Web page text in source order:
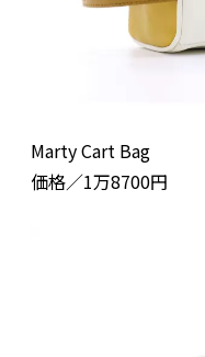
Marty Cart Bag
価格／1万8700円